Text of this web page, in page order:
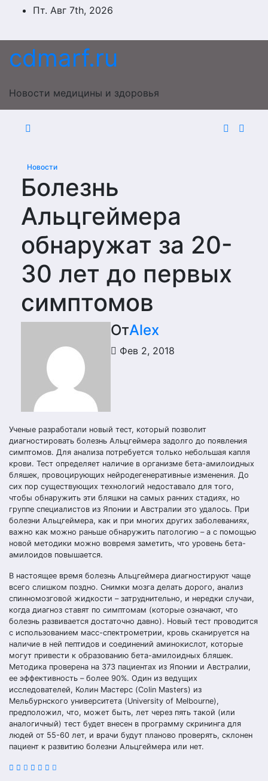
ПерейтиПт. Авг 7th, 2026
cdmarf.ru
Новости медицины и здоровья
Новости
Болезнь
Альцгеймера
обнаружат за 20-
30 лет до первых
симптомов
ОтAlex
Фев 2, 2018
Ученые разработали новый тест, который позволит
диагностировать болезнь Альцгеймера задолго до появления
симптомов. Для анализа потребуется только небольшая капля
крови. Тест определяет наличие в организме бета-амилоидных
бляшек, провоцирующих нейродегенеративные изменения. До
сих пор существующих технологий недоставало для того,
чтобы обнаружить эти бляшки на самых ранних стадиях, но
группе специалистов из Японии и Австралии это удалось. При
болезни Альцгеймера, как и при многих других заболеваниях,
важно как можно раньше обнаружить патологию – а с помощью
новой методики можно вовремя заметить, что уровень бета-
амилоидов повышается.
В настоящее время болезнь Альцгеймера диагностируют чаще
всего слишком поздно. Снимки мозга делать дорого, анализ
спинномозговой жидкости – затруднительно, и нередки случаи,
когда диагноз ставят по симптомам (которые означают, что
болезнь развивается достаточно давно). Новый тест проводится
с использованием масс-спектрометрии, кровь сканируется на
наличие в ней пептидов и соединений аминокислот, которые
могут привести к образованию бета-амилоидных бляшек.
Методика проверена на 373 пациентах из Японии и Австралии,
ее эффективность – более 90%. Один из ведущих
исследователей, Колин Мастерс (Colin Masters) из
Мельбурнского университета (University of Melbourne),
предположил, что, может быть, лет через пять такой (или
аналогичный) тест будет внесен в программу скрининга для
людей от 55-60 лет, и врачи будут планово проверять, склонен
пациент к развитию болезни Альцгеймера или нет.